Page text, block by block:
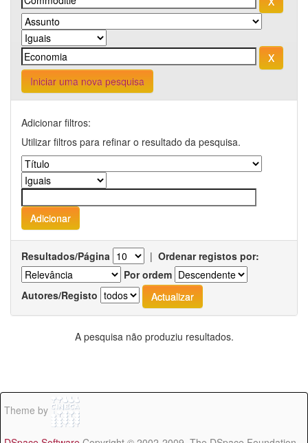
Iniciar uma nova pesquisa
Adicionar filtros:
Utilizar filtros para refinar o resultado da pesquisa.
Resultados/Página | Ordenar registos por:
Por ordem
Autores/Registo
A pesquisa não produziu resultados.
Theme by